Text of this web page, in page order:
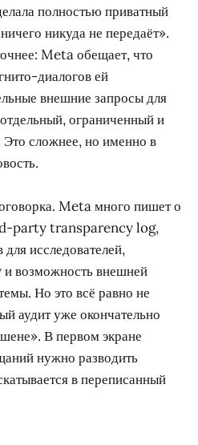
полностью приватный
никуда не передаёт».
Meta обещает, что
диалогов ей
внешние запросы для
ограниченный и
сложнее, но именно в
Meta много пишет о
party transparency log,
исследователей,
возможность внешней
Но это всё равно не
аудит уже окончательно
В первом экране
нужно разводить
в переписанный